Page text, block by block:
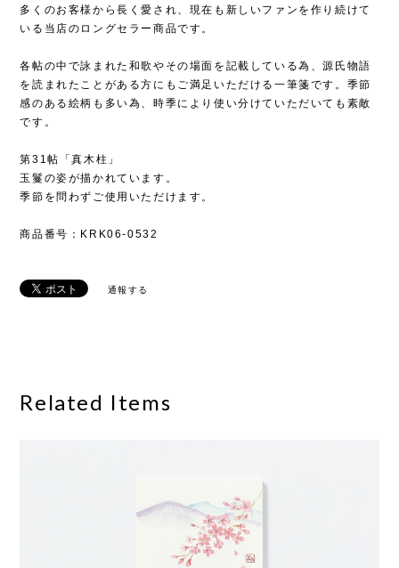
多くのお客様から長く愛され、現在も新しいファンを作り続けて
いる当店のロングセラー商品です。
各帖の中で詠まれた和歌やその場面を記載している為、源氏物語
を読まれたことがある方にもご満足いただける一筆箋です。季節
感のある絵柄も多い為、時季により使い分けていただいても素敵
です。
第31帖「真木柱」
玉鬘の姿が描かれています。
季節を問わずご使用いただけます。
商品番号：KRK06-0532
通報する
Related Items